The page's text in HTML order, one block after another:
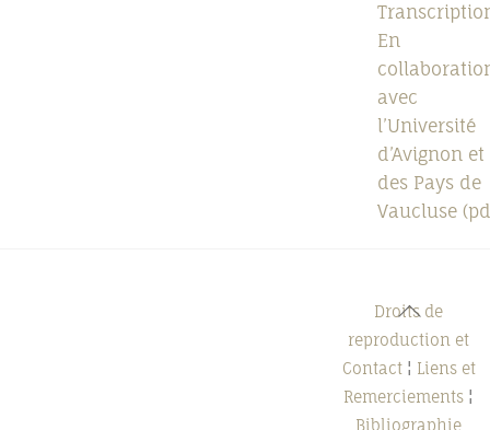
En
avec
l’Université
d’Avignon et
des Pays de
Vaucluse
Back
To
Top
Droits de
reproduction et
Contact¦ Liens et
Remerciements ¦
Bibliographie